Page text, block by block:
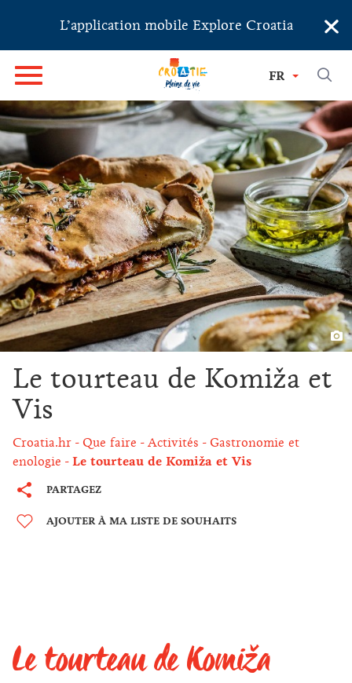
L’application mobile Explore Croatia ×
FR
Le tourteau de Komiža et
Vis
Croatia.hr Que faire Activités
Gastronomie et
enologie
Le tourteau de Komiža et Vis
PARTAGEZ
AJOUTER À MA LISTE DE SOUHAITS
Le tourteau de Komiža